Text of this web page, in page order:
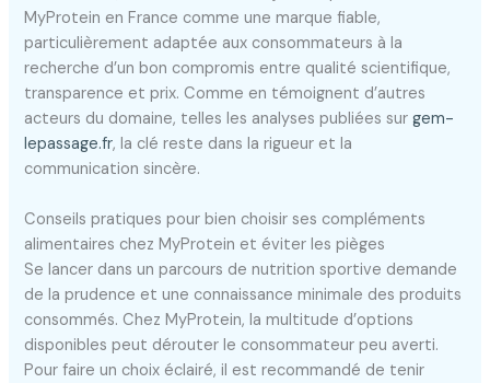
MyProtein en France comme une marque fiable,
particulièrement adaptée aux consommateurs à la
recherche d’un bon compromis entre qualité scientifique,
transparence et prix. Comme en témoignent d’autres
acteurs du domaine, telles les analyses publiées surgem-
lepassage.fr, la clé reste dans la rigueur et la
communication sincère.
Conseils pratiques pour bien choisir ses compléments
alimentaires chez MyProtein et éviter les pièges
Se lancer dans un parcours de nutrition sportive demande
de la prudence et une connaissance minimale des produits
consommés. Chez MyProtein, la multitude d’options
disponibles peut dérouter le consommateur peu averti.
Pour faire un choix éclairé, il est recommandé de tenir